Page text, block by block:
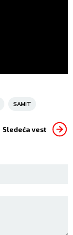
SAMIT
Sledeća vest